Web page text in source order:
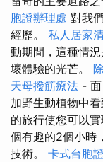
胞證辦理處 對我
經歷。 私人居家
動期間，這種情
壞體驗的光芒。
天母撥筋療法 - 面
加野生動植物中看
的旅行使您可以
個有趣的2個小時
技術。 卡式台胞